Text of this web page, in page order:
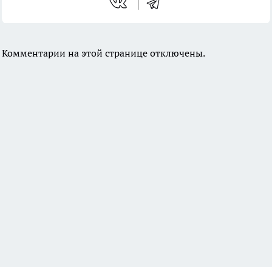
Комментарии на этой странице отключены.